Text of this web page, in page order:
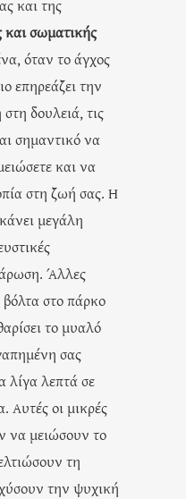
και της
και σωματικής
όταν το άγχος
επηρεάζει την
δουλειά, τις
σημαντικό να
και να
στη ζωή σας. Η
μεγάλη
Άλλες
βόλτα στο πάρκο
το μυαλό
σας
λίγα λεπτά σε
Αυτές οι μικρές
να μειώσουν το
τη
την ψυχική